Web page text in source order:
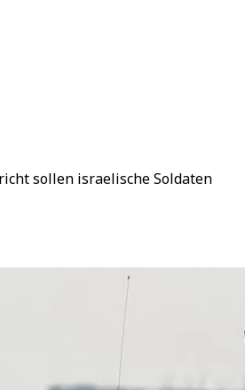
sollen israelische Soldaten